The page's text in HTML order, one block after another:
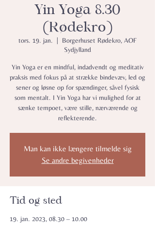
Yin Yoga 8.30
(Rødekro)
tors. 19. jan.
Borgerhuset Rødekro, AOF
Sydjylland
Yin Yoga er en mindful, indadvendt og meditativ
praksis med fokus på at strække bindevæv, led og
sener og løsne op for spændinger, såvel fysisk
som mentalt. I Yin Yoga har vi mulighed for at
sænke tempoet, være stille, nærværende og
reflekterende.
Man kan ikke længere tilmelde sig
Se andre begivenheder
Tid og sted
19. jan. 2023, 08.30 – 10.00